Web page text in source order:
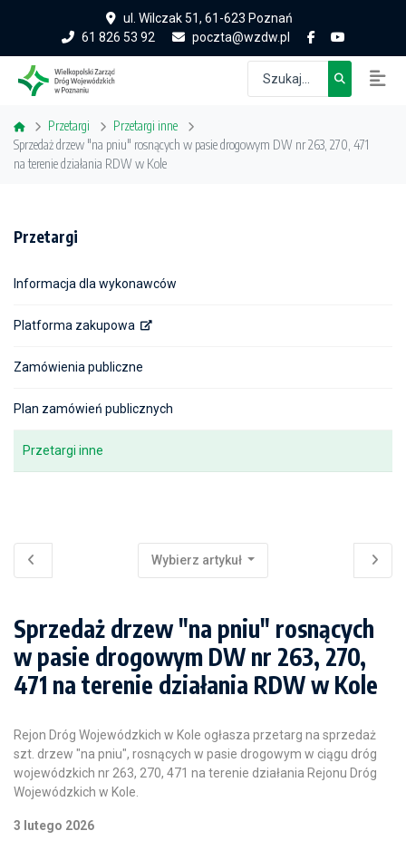
ul. Wilczak 51, 61-623 Poznań
61 826 53 92
poczta@wzdw.pl
Przetargi
Przetargi inne
Sprzedaż drzew "na pniu" rosnących w pasie drogowym DW nr 263, 270, 471
na terenie działania RDW w Kole
Przetargi
Informacja dla wykonawców
Platforma zakupowa
Zamówienia publiczne
Plan zamówień publicznych
Przetargi inne
Wybierz artykuł
Sprzedaż drzew "na pniu" rosnących
w pasie drogowym DW nr 263, 270,
471 na terenie działania RDW w Kole
Rejon Dróg Wojewódzkich w Kole ogłasza przetarg na sprzedaż
szt. drzew "na pniu", rosnących w pasie drogowym w ciągu dróg
wojewódzkich nr 263, 270, 471 na terenie działania Rejonu Dróg
Wojewódzkich w Kole.
3 lutego 2026